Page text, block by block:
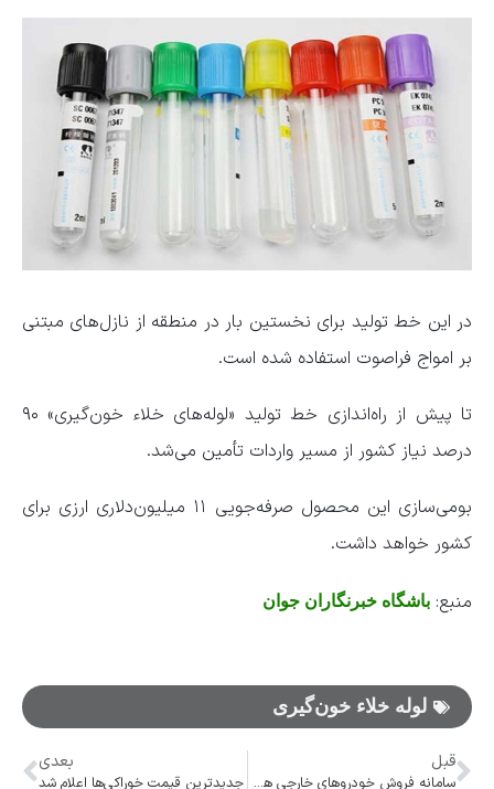
در این خط تولید برای نخستین بار در منطقه از نازل‌های مبتنی
بر امواج فراصوت استفاده شده است.
تا پیش از راه‌اندازی خط تولید «لوله‌های خلاء خون‌‌گیری» ۹۰
درصد نیاز کشور از مسیر واردات تأمین می‌شد.
بومی‌سازی این محصول صرفه‌جویی ۱۱ میلیون‌دلاری ارزی برای
کشور خواهد داشت.
منبع: باشگاه خبرنگاران جوان
لوله خلاء خون‌گیری
قبل
سامانه فروش خودرو‌های خارجی هفته آینده باز می‌شود
بعدی
جدیدترین قیمت خوراکی‌ها اعلام شد